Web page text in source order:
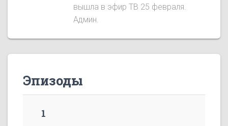
вышла в эфир ТВ 25 февраля.
Админ.
Эпизоды
1